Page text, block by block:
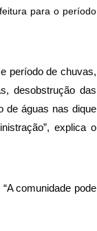
para o período
período de chuvas,
desobstrução das
de águas nas dique
explica o
comunidade pode